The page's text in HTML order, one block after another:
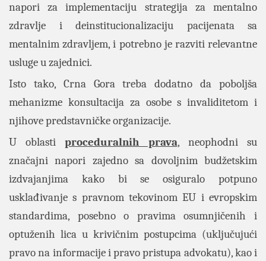
napori za implementaciju strategija za mentalno
zdravlje i deinstitucionalizaciju pacijenata sa
mentalnim zdravljem, i potrebno je razviti relevantne
usluge u zajednici.
Isto tako, Crna Gora treba dodatno da poboljša
mehanizme konsultacija za osobe s invaliditetom i
njihove predstavničke organizacije.
U oblastiproceduralnih prava, neophodni su
značajni napori zajedno sa dovoljnim budžetskim
izdvajanjima kako bi se osiguralo potpuno
usklađivanje s pravnom tekovinom EU i evropskim
standardima, posebno o pravima osumnjičenih i
optuženih lica u krivičnim postupcima (uključujući
pravo na informacije i pravo pristupa advokatu), kao i